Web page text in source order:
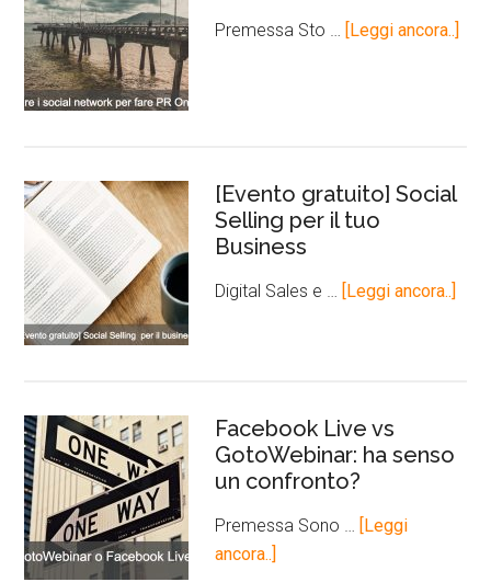
Premessa Sto … [Leggi ancora..]
[Evento gratuito] Social
Selling per il tuo
Business
Digital Sales e … [Leggi ancora..]
Facebook Live vs
GotoWebinar: ha senso
un confronto?
Premessa Sono … [Leggi
ancora..]